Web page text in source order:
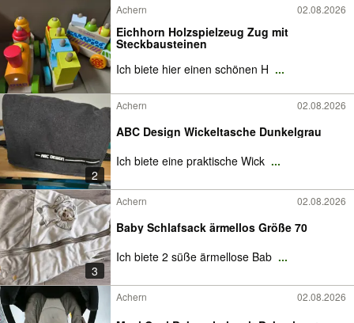
Achern 02.08.2026
Eichhorn Holzspielzeug Zug mit
Steckbausteinen
Ich biete hier einen schönen H ...
2
Achern 02.08.2026
ABC Design Wickeltasche Dunkelgrau
Ich biete eine praktische Wick ...
3
Achern 02.08.2026
Baby Schlafsack ärmellos Größe 70
Ich biete 2 süße ärmellose Bab ...
Achern 02.08.2026